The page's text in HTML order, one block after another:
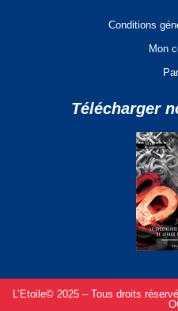
Conditions
Mon
Télécharger
L’Etoile© 2025 – Tous droits